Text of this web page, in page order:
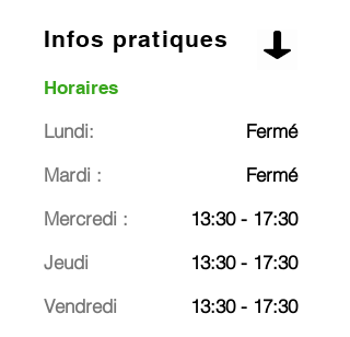
Infos pratiques
Horaires
Lundi:
Mardi :
Mercredi :
Jeudi
Vendredi
Fermé
Fermé
13:30 - 17:30
13:30 - 17:30
13:30 - 17:30